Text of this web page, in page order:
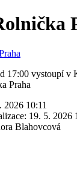
17:00 vystoupí v
Praha
2026 10:11
19. 5. 2026
Blahovcová